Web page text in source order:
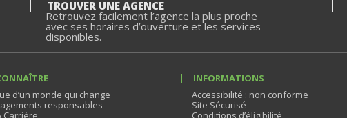
TROUVER UNE AGENCE
Retrouvez facilement l’agence la plus proche
avec ses horaires d’ouverture et les services
disponibles.
d’un monde qui change
responsables
Carrière
INFORMATIONS
Accessibilité : non conforme
Site Sécurisé
Conditions d’éligibilité